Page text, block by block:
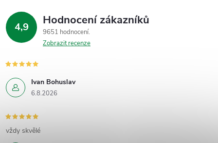
4,9 Hodnocení zákazníků
9651 hodnocení
Zobrazit recenze
Ivan Bohuslav
6.8.2026
vždy skvělé